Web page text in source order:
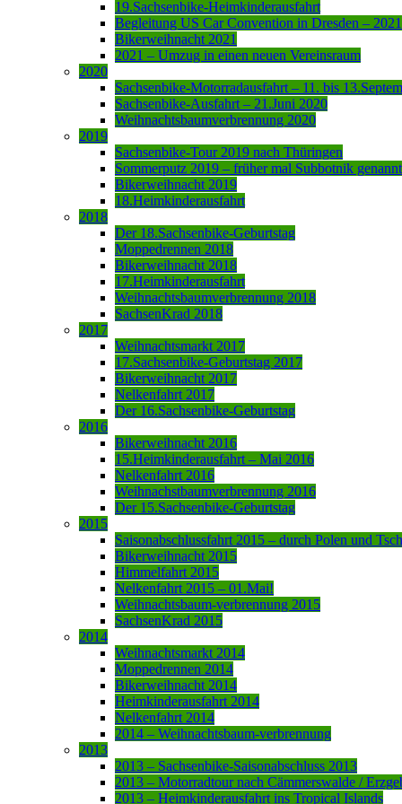
19.Sachsenbike-Heimkinderausfahrt
Begleitung US Car Convention in Dresden – 2021
Bikerweihnacht 2021
2021 – Umzug in einen neuen Vereinsraum
2020
Sachsenbike-Motorradausfahrt – 11. bis
Sachsenbike-Ausfahrt – 21.Juni 2020
Weihnachtsbaumverbrennung 2020
2019
Sachsenbike-Tour 2019 nach Thüringen
Sommerputz 2019 – früher mal Subbotnik genannt
Bikerweihnacht 2019
18.Heimkinderausfahrt
2018
Der 18.Sachsenbike-Geburtstag
Moppedrennen 2018
Bikerweihnacht 2018
17.Heimkinderausfahrt
Weihnachtsbaumverbrennung 2018
SachsenKrad 2018
2017
Weihnachtsmarkt 2017
17.Sachsenbike-Geburtstag 2017
Bikerweihnacht 2017
Nelkenfahrt 2017
Der 16.Sachsenbike-Geburtstag
2016
Bikerweihnacht 2016
15.Heimkinderausfahrt – Mai 2016
Nelkenfahrt 2016
Weihnachstbaumverbrennung 2016
Der 15.Sachsenbike-Geburtstag
2015
Saisonabschlussfahrt 2015 – durch Polen und
Bikerweihnacht 2015
Himmelfahrt 2015
Nelkenfahrt 2015 – 01.Mai!
Weihnachtsbaum-verbrennung 2015
SachsenKrad 2015
2014
Weihnachtsmarkt 2014
Moppedrennen 2014
Bikerweihnacht 2014
Heimkinderausfahrt 2014
Nelkenfahrt 2014
2014 – Weihnachtsbaum-verbrennung
2013
2013 – Sachsenbike-Saisonabschluss 2013
2013 – Motorradtour nach Cämmerswalde /
2013 – Heimkinderausfahrt ins Tropical Islands